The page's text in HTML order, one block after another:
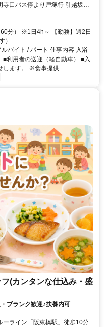
口バス停より戸塚行 引越坂下
より徒歩20分 ・東戸塚駅⇒バス
て約10分
分） ※1日4h～ 【勤務】週2日
）
バイト / パート 仕事内容 入浴
利用者の送迎（軽自動車） ■入
します。 ※食事提供...
(カンタンな仕込み・盛
ブランク歓迎♪扶養内可
ーライン「阪東橋駅」徒歩10分